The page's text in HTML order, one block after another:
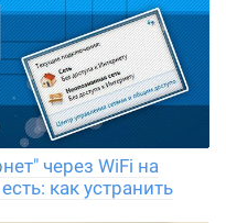
через WiFi на
как устранить